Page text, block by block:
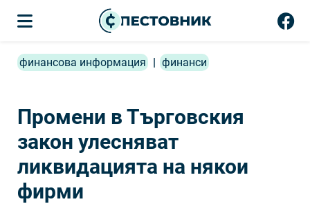
финансова информация | финанси
Промени в Търговския
закон улесняват
ликвидацията на някои
фирми